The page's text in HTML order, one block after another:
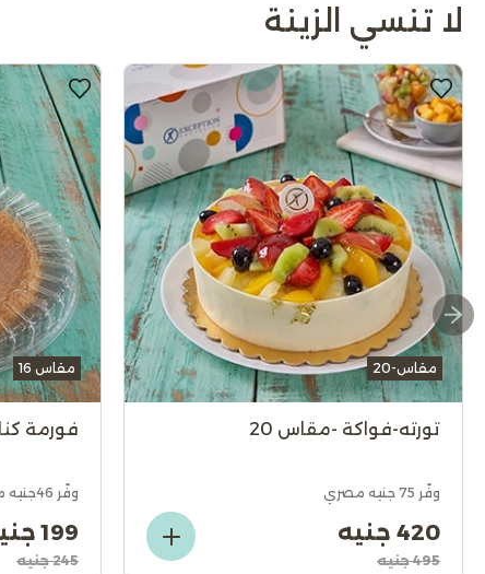
لا تنسي الزينة
مقاس-20
تورته-فواكة -مقاس 20
وفّر 75 جنيه مصري
420 جنيه
495 جنيه
مقاس 16
فورمة
وفّر 46جنيه مصري
199 جنيه
245 جنيه